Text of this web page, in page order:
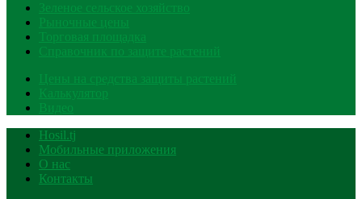
Зеленое сельское хозяйство
Рыночные цены
Торговая площадка
Справочник по защите растений
Цены на средства защиты растений
Калькулятор
Видео
Hosil.tj
Мобильные приложения
О нас
Контакты